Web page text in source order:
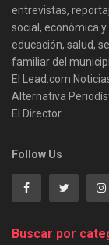
entrevistas,
social, económica
educación, salud,
familiar del
El Lead.com
Alternativa
El Director
Follow Us
Buscar por